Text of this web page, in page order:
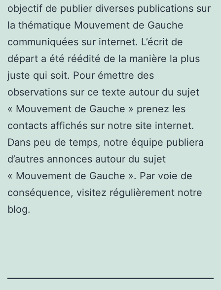
objectif de publier diverses publications sur
la thématique Mouvement de Gauche
communiquées sur internet. L’écrit de
départ a été réédité de la manière la plus
juste qui soit. Pour émettre des
observations sur ce texte autour du sujet
« Mouvement de Gauche » prenez les
contacts affichés sur notre site internet.
Dans peu de temps, notre équipe publiera
d’autres annonces autour du sujet
« Mouvement de Gauche ». Par voie de
conséquence, visitez régulièrement notre
blog.